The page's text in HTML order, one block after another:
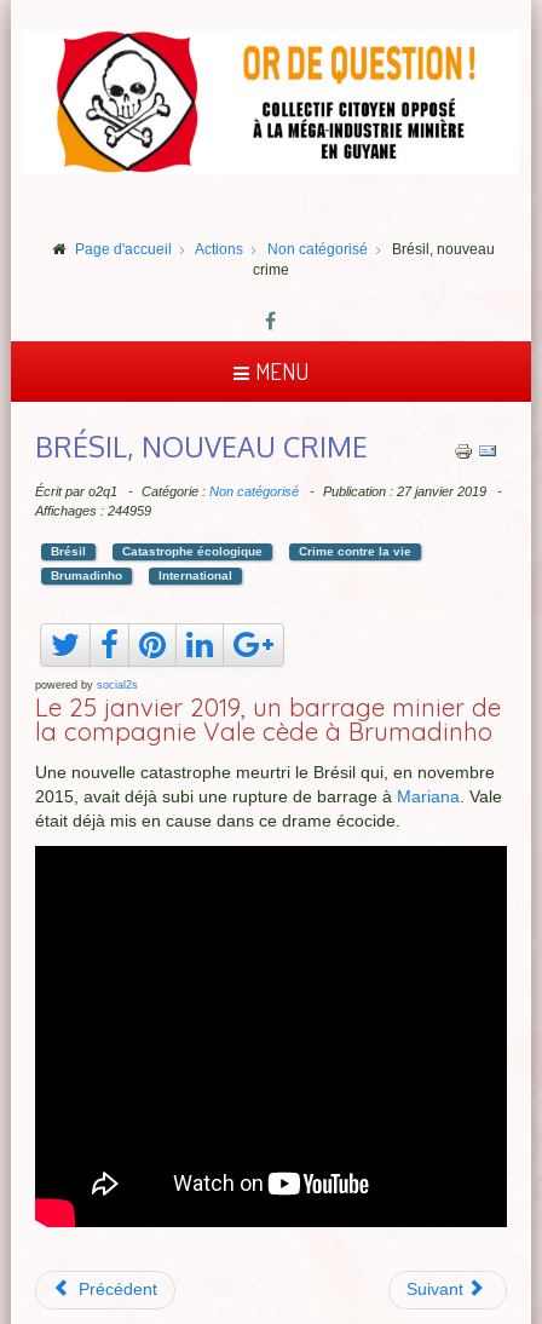
Page d'accueil Actions Non catégorisé
Brésil, nouveau
crime
MENU
BRÉSIL, NOUVEAU CRIME
Écrit par o2q1 Catégorie : Non catégorisé
Publication : 27 janvier 2019
Affichages : 244959
Brésil Catastrophe écologique
Crime contre la vie
Brumadinho
International
powered by social2s
Le 25 janvier 2019, un barrage minier de
la compagnie Vale cède à Brumadinho
Une nouvelle catastrophe meurtri le Brésil qui, en novembre
2015, avait déjà subi une rupture de barrage à Mariana . Vale
était déjà mis en cause dans ce drame écocide.
Précédent Suivant